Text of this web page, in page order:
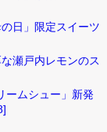
日」限定スイーツ
瀬戸内レモンのス
ームシュー」新発